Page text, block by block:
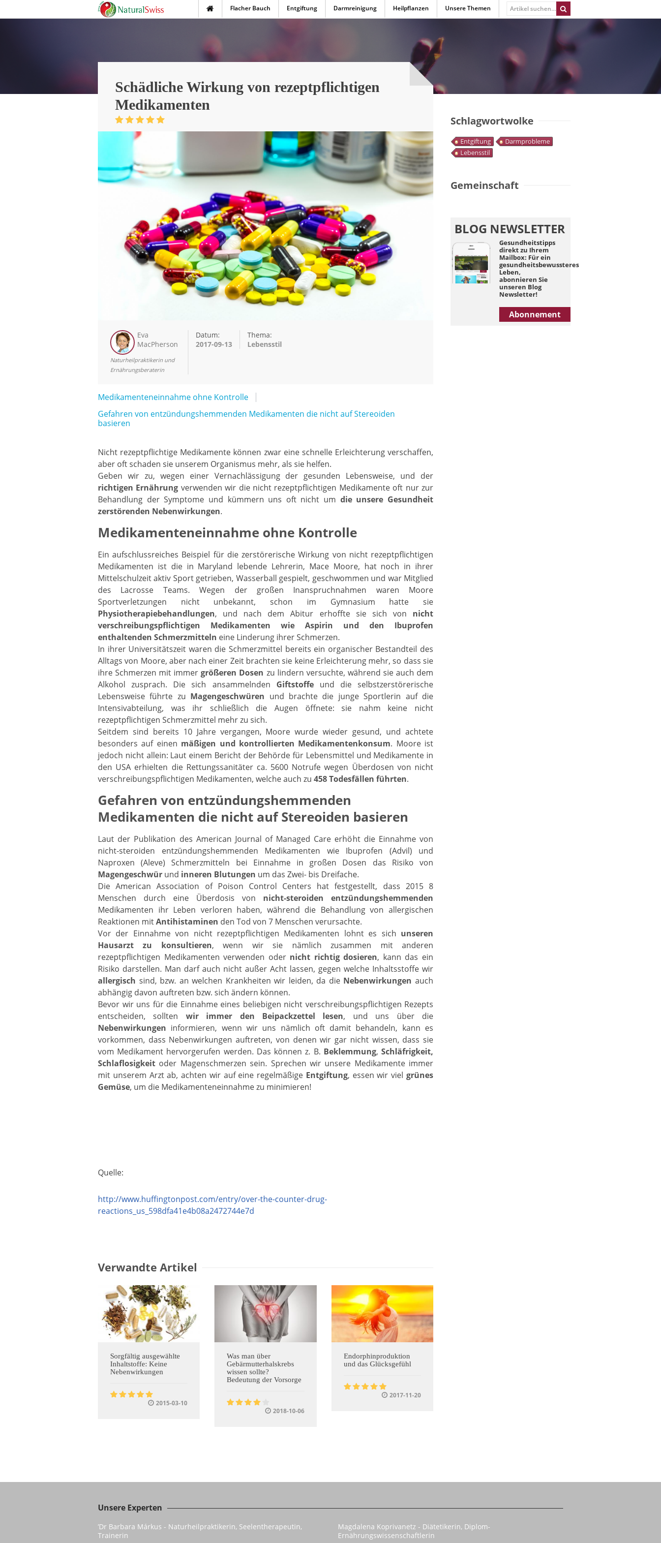
Flacher Bauch Entgiftung Darmreinigung Heilpflanzen Unsere Themen
Schädliche Wirkung von rezeptpflichtigen
Medikamenten
Eva
MacPherson
Naturheilpraktikerin und
Ernährungsberaterin
Datum:
2017-09-13
Thema:
Lebensstil
Medikamenteneinnahme ohne Kontrolle
Gefahren von entzündungshemmenden Medikamenten die nicht auf Stereoiden
basieren
Nicht rezeptpflichtige Medikamente können zwar eine schnelle Erleichterung verschaffen,
aber oft schaden sie unserem Organismus mehr, als sie helfen.
Geben wir zu, wegen einer Vernachlässigung der gesunden Lebensweise, und der
richtigen Ernährung verwenden wir die nicht rezeptpflichtigen Medikamente oft nur zur
Behandlung der Symptome und kümmern uns oft nicht um die unsere Gesundheit
zerstörenden Nebenwirkungen.
Medikamenteneinnahme ohne Kontrolle
Ein aufschlussreiches Beispiel für die zerstörerische Wirkung von nicht rezeptpflichtigen
Medikamenten ist die in Maryland lebende Lehrerin, Mace Moore, hat noch in ihrer
Mittelschulzeit aktiv Sport getrieben, Wasserball gespielt, geschwommen und war Mitglied
des Lacrosse Teams. Wegen der großen Inanspruchnahmen waren Moore
Sportverletzungen nicht unbekannt, schon im Gymnasium hatte sie
Physiotherapiebehandlungen, und nach dem Abitur erhoffte sie sich von nicht
verschreibungspflichtigen Medikamenten wie Aspirin und den Ibuprofen
enthaltenden Schmerzmitteln eine Linderung ihrer Schmerzen.
In ihrer Universitätszeit waren die Schmerzmittel bereits ein organischer Bestandteil des
Alltags von Moore, aber nach einer Zeit brachten sie keine Erleichterung mehr, so dass sie
ihre Schmerzen mit immergrößeren Dosen zu lindern versuchte, während sie auch dem
Alkohol zusprach. Die sich ansammelnden Giftstoffeund die selbstzerstörerische
Lebensweise führte zu Magengeschwüren und brachte die junge Sportlerin auf die
Intensivabteilung, was ihr schließlich die Augen öffnete: sie nahm keine nicht
rezeptpflichtigen Schmerzmittel mehr zu sich.
Seitdem sind bereits 10 Jahre vergangen, Moore wurde wieder gesund, und achtete
besonders auf einen mäßigen und kontrollierten Medikamentenkonsum. Moore ist
jedoch nicht allein: Laut einem Bericht der Behörde für Lebensmittel und Medikamente in
den USA erhielten die Rettungssanitäter ca. 5600 Notrufe wegen Überdosen von nicht
verschreibungspflichtigen Medikamenten, welche auch zu 458 Todesfällen führten.
Gefahren von entzündungshemmenden
Medikamenten die nicht auf Stereoiden basieren
Laut der Publikation des American Journal of Managed Care erhöht die Einnahme von
nicht-steroiden entzündungshemmenden Medikamenten wie Ibuprofen (Advil) und
Naproxen (Aleve) Schmerzmitteln bei Einnahme in großen Dosen das Risiko von
Magengeschwür und inneren Blutungen um das Zwei- bis Dreifache.
Die American Association of Poison Control Centers hat festgestellt, dass 2015 8
Menschen durch eine Überdosis von nicht-steroiden entzündungshemmenden
Medikamenten ihr Leben verloren haben, während die Behandlung von allergischen
Reaktionen mitAntihistaminen den Tod von 7 Menschen verursachte.
Vor der Einnahme von nicht rezeptpflichtigen Medikamenten lohnt es sich unseren
Hausarzt zu konsultieren, wenn wir sie nämlich zusammen mit anderen
rezeptpflichtigen Medikamenten verwenden oder nicht richtig dosieren, kann das ein
Risiko darstellen. Man darf auch nicht außer Acht lassen, gegen welche Inhaltsstoffe wir
allergisch sind, bzw. an welchen Krankheiten wir leiden, da die Nebenwirkungenauch
abhängig davon auftreten bzw. sich ändern können.
Bevor wir uns für die Einnahme eines beliebigen nicht verschreibungspflichtigen Rezepts
entscheiden, sollten wir immer den Beipackzettel lesen, und uns über die
Nebenwirkungen informieren, wenn wir uns nämlich oft damit behandeln, kann es
vorkommen, dass Nebenwirkungen auftreten, von denen wir gar nicht wissen, dass sie
vom Medikament hervorgerufen werden. Das können z. B. Beklemmung,Schläfrigkeit,
Schlaflosigkeit oder Magenschmerzen sein. Sprechen wir unsere Medikamente immer
mit unserem Arzt ab, achten wir auf eine regelmäßige Entgiftung, essen wir vielgrünes
Gemüse, um die Medikamenteneinnahme zu minimieren!
Quelle:
http://www.huffingtonpost.com/entry/over-the-counter-drug-
reactions_us_598dfa41e4b08a2472744e7d
Verwandte Artikel
Sorgfältig ausgewählte
Inhaltstoffe: Keine
Nebenwirkungen
2015-03-10
Was man über
Gebärmutterhalskrebs
wissen sollte?
Bedeutung der Vorsorge
2018-10-06
Endorphinproduktion
und das Glücksgefühl
2017-11-20
Schlagwortwolke
Entgiftung
Darmprobleme
Lebensstil
Gemeinschaft
BLOG NEWSLETTER
Gesundheitstipps
direkt zu Ihrem
Mailbox: Für ein
gesundheitsbewussteres
Leben,
abonnieren Sie
unseren Blog
Newsletter!
Abonnement
Unsere Experten
’Dr Barbara Márkus - Naturheilpraktikerin, Seelentherapeutin,
Trainerin
Magdalena Koprivanetz - Diätetikerin, Diplom-
Ernährungswissenschaftlerin